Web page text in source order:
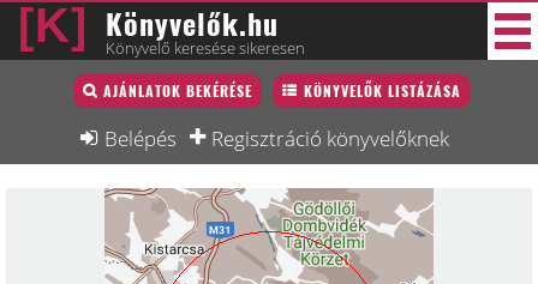
Könyvelők.hu
Könyvelő keresése sikeresen
AJÁNLATOK BEKÉRÉSE KÖNYVELŐK LISTÁZÁSA
Belépés Regisztráció könyvelőknek
Könyvelő lista
Könyvelési munkák